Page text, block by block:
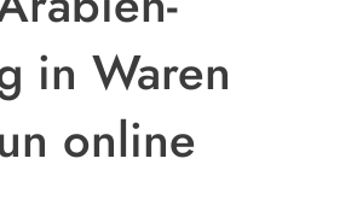
in Waren
online